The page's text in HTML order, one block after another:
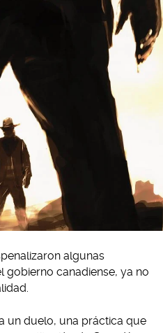
algunas
gobierno canadiense, ya no
un duelo, una práctica que